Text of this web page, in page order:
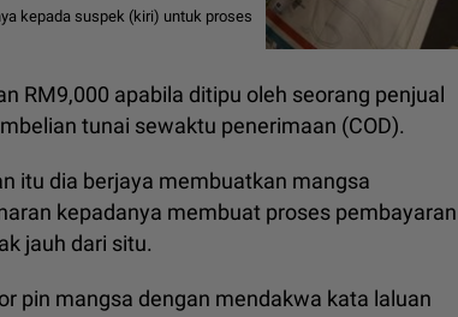
kepada suspek (kiri) untuk proses
RM9,000 apabila ditipu oleh seorang penjual
tunai sewaktu penerimaan (COD).
itu dia berjaya membuatkan mangsa
kepadanya membuat proses pembayaran
jauh dari situ.
pin mangsa dengan mendakwa kata laluan